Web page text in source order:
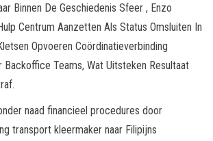
Binnen De Geschiedenis Sfeer , Enzo
Centrum Aanzetten Als Status Omsluiten In
Opvoeren Coördinatieverbinding
Backoffice Teams, Wat Uitsteken Resultaat
naad financieel procedures door
transport kleermaker naar Filipijns